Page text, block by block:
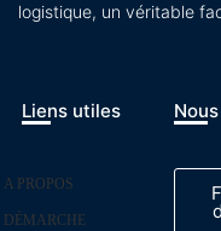
logistique, un véritable
Liens utiles
A PROPOS
DÉMARCHE